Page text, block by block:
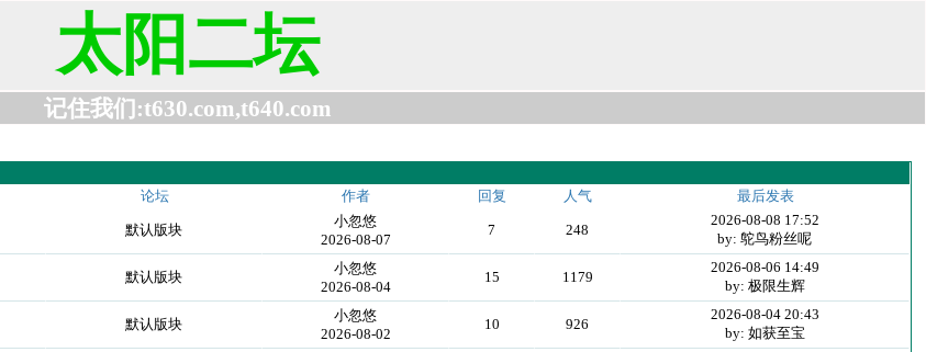
太阳二坛
记住我们:t630.com,t640.com
论坛 作者 回复 人气 最后发表
默认版块
小忽悠
2026-08-07
7 248
2026-08-08 17:52
by: 鸵鸟粉丝呢
默认版块
小忽悠
2026-08-04
15 1179
2026-08-06 14:49
by: 极限生辉
默认版块
小忽悠
2026-08-02
10 926
2026-08-04 20:43
by: 如获至宝